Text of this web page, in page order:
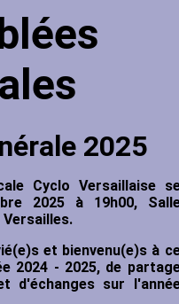
2025
Cyclo Versaillaise
2025 à 19h00,
et bienvenu(e)s à
2024 - 2025, de
d'échanges sur